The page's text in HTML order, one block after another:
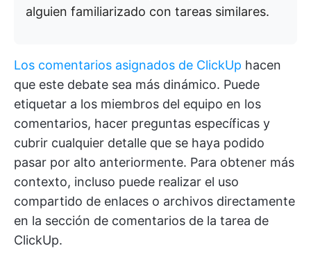
alguien familiarizado con tareas similares.
Los comentarios asignados de ClickUp hacen
que este debate sea más dinámico. Puede
etiquetar a los miembros del equipo en los
comentarios, hacer preguntas específicas y
cubrir cualquier detalle que se haya podido
pasar por alto anteriormente. Para obtener más
contexto, incluso puede realizar el uso
compartido de enlaces o archivos directamente
en la sección de comentarios de la tarea de
ClickUp.